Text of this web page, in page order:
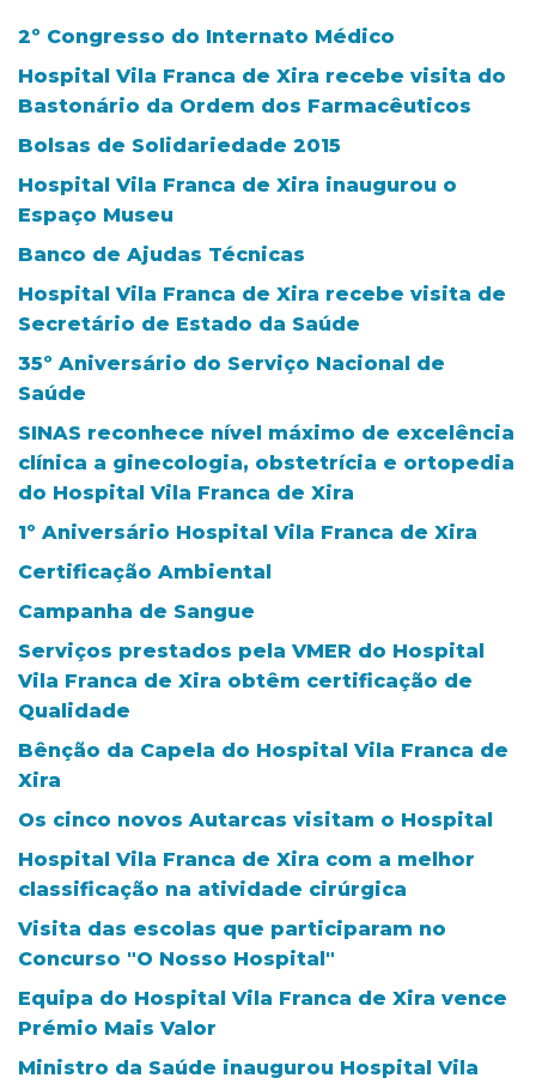
2º Congresso do Internato Médico
Hospital Vila Franca de Xira recebe visita do
Bastonário da Ordem dos Farmacêuticos
Bolsas de Solidariedade 2015
Hospital Vila Franca de Xira inaugurou o
Espaço Museu
Banco de Ajudas Técnicas
Hospital Vila Franca de Xira recebe visita de
Secretário de Estado da Saúde
35º Aniversário do Serviço Nacional de
Saúde
SINAS reconhece nível máximo de excelência
clínica a ginecologia, obstetrícia e ortopedia
do Hospital Vila Franca de Xira
1º Aniversário Hospital Vila Franca de Xira
Certificação Ambiental
Campanha de Sangue
Serviços prestados pela VMER do Hospital
Vila Franca de Xira obtêm certificação de
Qualidade
Bênção da Capela do Hospital Vila Franca de
Xira
Os cinco novos Autarcas visitam o Hospital
Hospital Vila Franca de Xira com a melhor
classificação na atividade cirúrgica
Visita das escolas que participaram no
Concurso "O Nosso Hospital"
Equipa do Hospital Vila Franca de Xira vence
Prémio Mais Valor
Ministro da Saúde inaugurou Hospital Vila